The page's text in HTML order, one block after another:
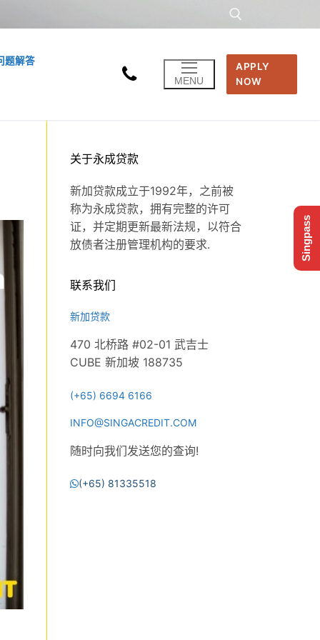
题解答
MENU
APPLY
NOW
关于永成贷款
新加贷款成立于1992年，之前被
称为永成贷款，拥有完整的许可
证，并定期更新最新法规，以符合
放债者注册管理机构的要求.
联系我们
新加贷款
470 北桥路 #02-01 武吉士
CUBE 新加坡 188735
(+65) 6694 6166
INFO@SINGACREDIT.COM
随时向我们发送您的查询!
(+65) 81335518
Singpass